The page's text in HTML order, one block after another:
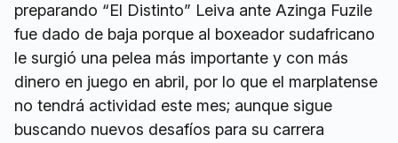
preparando “El Distinto” Leiva ante Azinga Fuzile
fue dado de baja porque al boxeador sudafricano
le surgió una pelea más importante y con más
dinero en juego en abril, por lo que el marplatense
no tendrá actividad este mes; aunque sigue
buscando nuevos desafíos para su carrera